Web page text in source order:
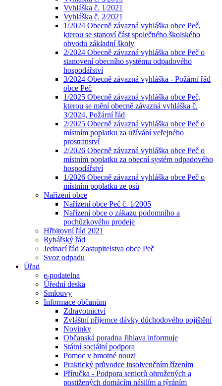
Vyhláška č. 1⁄2021
Vyhláška č. 2⁄2021
1/2024 Obecně závazná vyhláška obce Peč,
kterou se stanoví část společného školského
obvodu základní školy
2/2024 Obecně závazná vyhláška obce Peč o
stanovení obecního systému odpadového
hospodářství
3/2024 Obecně závazná vyhláška - Požární řád
obce Peč
1/2025 Obecně závazná vyhláška obce Peč,
kterou se mění obecně závazná vyhláška č.
3/2024, Požární řád
2/2025 Obecně závazná vyhláška obce Peč o
místním poplatku za užívání veřejného
prostranství
2/2026 Obecně závazná vyhláška obce Peč o
místním poplatku za obecní systém odpadového
hospodářství
1/2026 Obecně závazná vyhláška obce Peč o
místním poplatku ze psů
Nařízení obce
Nařízení obce Peč č. 1⁄2005
Nařízení obce o zákazu podomního a
pochůzkového prodeje
Hřbitovní řád 2021
Rybářský řád
Jednací řád Zastupitelstva obce Peč
Svoz odpadu
Úřad
e-podatelna
Úřední deska
Smlouvy
Informace občanům
Zdravotnictví
Zvláštní příjemce dávky důchodového pojištění
Novinky
Občanská poradna Jihlava informuje
Státní sociální podpora
Pomoc v hmotné nouzi
Praktický průvodce insolvenčním řízením
Příručka - Podpora seniorů ohrožených a
postižených domácím násilím a týráním